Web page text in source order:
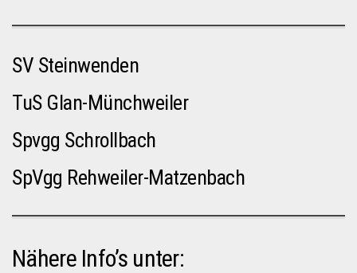
SV Steinwenden
TuS Glan-Münchweiler
Spvgg Schrollbach
SpVgg Rehweiler-Matzenbach
Nähere Info’s unter: